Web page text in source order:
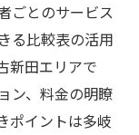
める方法
ニングの条
較ポイント一
ごとのサービス
る比較表の活用
新田エリアで
ン、料金の明瞭
ポイントは多岐